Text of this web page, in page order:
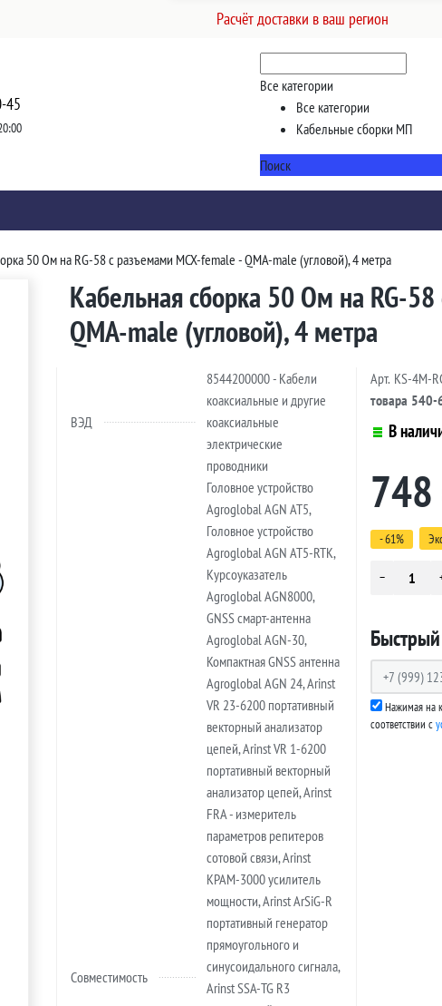
Расчёт доставки в ваш регион
45
Все категории
Все категории
Кабельные сборки МП
Поиск
50 Ом на RG-58 с разъемами MCX-female - QMA-male (угловой), 4 метра
Кабельная сборка 50 Ом на RG-
QMA-male (угловой), 4 метра
ВЭД
8544200000 - Кабели
коаксиальные и другие
коаксиальные
электрические
проводники
Совместимость
Головное устройство
Agroglobal AGN AT5,
Головное устройство
Agroglobal AGN AT5-RTK,
Курсоуказатель
Agroglobal AGN8000,
GNSS смарт-антенна
Agroglobal AGN-30,
Компактная GNSS антенна
Agroglobal AGN 24, Arinst
VR 23-6200 портативный
векторный анализатор
цепей, Arinst VR 1-6200
портативный векторный
анализатор цепей, Arinst
FRA - измеритель
параметров репитеров
сотовой связи, Arinst
KPAM-3000 усилитель
мощности, Arinst ArSiG-R
портативный генератор
прямоугольного и
синусоидального сигнала,
Arinst SSA-TG R3
Арт. KS-4M-
товара 540-
В
748
- 61%
Нажимая на
соответствии с